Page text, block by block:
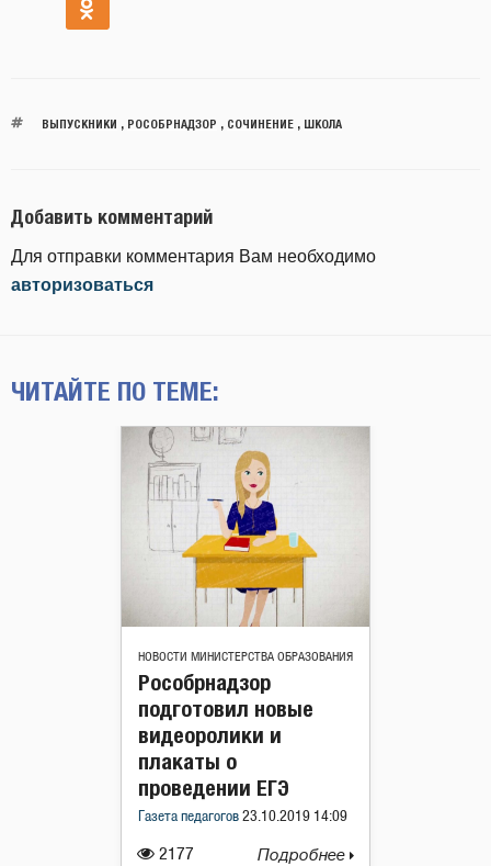
ВЫПУСКНИКИ РОСОБРНАДЗОР СОЧИНЕНИЕ, ШКОЛА
Добавить комментарий
Для отправки комментария Вам необходимо
авторизоваться
ЧИТАЙТЕ ПО ТЕМЕ:
НОВОСТИ МИНИСТЕРСТВА ОБРАЗОВАНИЯ
2177
Рособрнадзор
подготовил новые
видеоролики и
плакаты о
проведении ЕГЭ
Газета педагогов 23.10.2019 14:09
Подробнее